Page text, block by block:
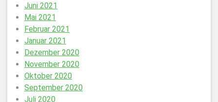
Juni 2021
Mai 2021
Februar 2021
Januar 2021
Dezember 2020
November 2020
Oktober 2020
September 2020
Juli 2020